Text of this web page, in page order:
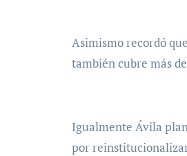
Asimismo recordó
también cubre más
Igualmente Ávila
por